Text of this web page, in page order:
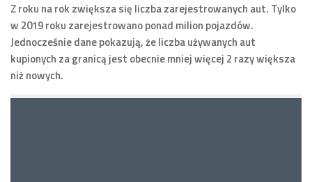
Z roku na rok zwiększa się liczba zarejestrowanych aut. Tylko
w 2019 roku zarejestrowano ponad milion pojazdów.
Jednocześnie dane pokazują, że liczba używanych aut
kupionych za granicą jest obecnie mniej więcej 2 razy większa
niż nowych.